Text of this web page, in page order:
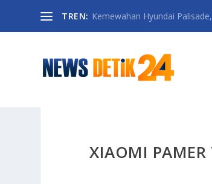
TREN: Kemewahan Hyundai
XIAOMI